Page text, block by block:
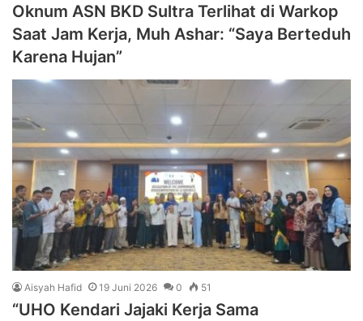
Oknum ASN BKD Sultra Terlihat di Warkop
Saat Jam Kerja, Muh Ashar: “Saya Berteduh
Karena Hujan”
Aisyah Hafid 19 Juni 2026 0 51
“UHO Kendari Jajaki Kerja Sama